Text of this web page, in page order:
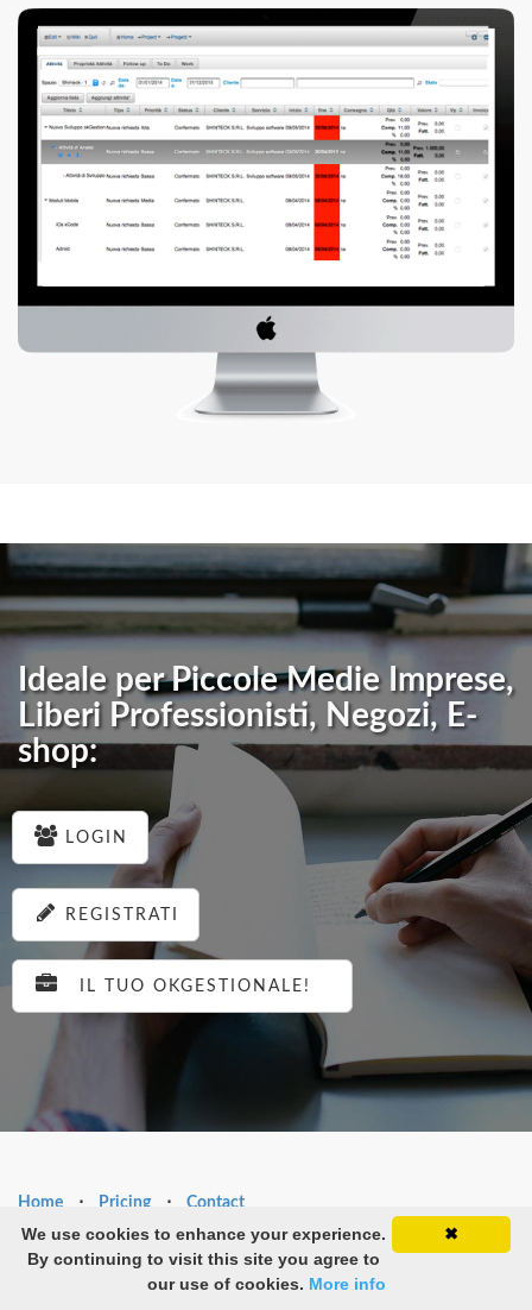
Ideale per Piccole Medie Imprese,
Liberi Professionisti, Negozi, E-
shop:
LOGIN
REGISTRATI
IL TUO OKGESTIONALE!
Home ⋅ Pricing ⋅ Contact
Copyright ©Shinteck srl 2015. All Rights Reserved ✖
We use cookies to enhance your experience.
By continuing to visit this site you agree to
our use of cookies. More info